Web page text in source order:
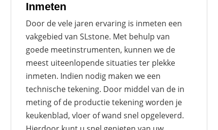
Inmeten
Door de vele jaren ervaring is inmeten een
vakgebied van SLstone. Met behulp van
goede meetinstrumenten, kunnen we de
meest uiteenlopende situaties ter plekke
inmeten. Indien nodig maken we een
technische tekening. Door middel van de in
meting of de productie tekening worden je
keukenblad, vloer of wand snel opgeleverd.